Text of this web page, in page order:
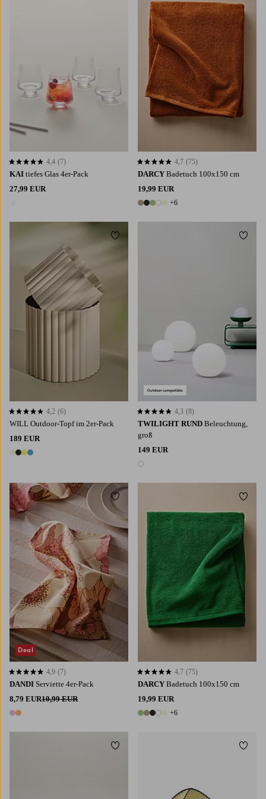
KAI tiefes Glas 4er-Pack
27,99 EUR
4,4 basierend auf 7 Bewertungen
4,4 (7)
DARCY Badetuch 100x150 cm
19,99 EUR
11 Farben
+6
4,7 basierend auf 75 Bewertungen
4,7 (75)
WILL Outdoor-Topf im 2er-Pack
189 EUR
4 Farben
4,2 basierend auf 6 Bewertungen
4,2 (6)
Zu Favoriten hinzufügen
TWILIGHT RUND Beleuchtung,
groß
149 EUR
1 Farbe
4,3 basierend auf 8 Bewertungen
4,3 (8)
Zu
DANDI Serviette 4er-Pack
8,79 EUR10,99 EUR
2 Farben
4,9 basierend auf 7 Bewertungen
4,9 (7)
Deal
Zu Favoriten hinzufügen
DARCY Badetuch 100x150 cm
19,99 EUR
11 Farben
+6
4,7 basierend auf 75 Bewertungen
4,7 (75)
Zu
Zu Favoriten hinzufügen Zu